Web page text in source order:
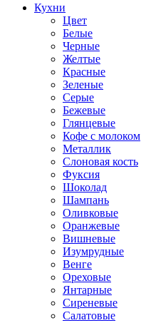
Кухни
Цвет
Белые
Черные
Желтые
Красные
Зеленые
Серые
Бежевые
Глянцевые
Кофе с молоком
Металлик
Слоновая кость
Фуксия
Шоколад
Шампань
Оливковые
Оранжевые
Вишневые
Изумрудные
Венге
Ореховые
Янтарные
Сиреневые
Салатовые